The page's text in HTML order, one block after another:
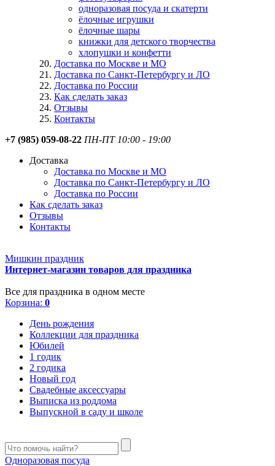
одноразовая посуда и скатерти
ёлочные игрушки
ёлочные шары
книжки для детского творчества
хлопушки и конфетти
Доставка по Москве и МО
Доставка по Санкт-Петербургу и ЛО
Доставка по России
Как сделать заказ
Отзывы
Контакты
+7 (985) 059-08-22 ПН-ПТ 10:00 - 19:00
Доставка
Доставка по Москве и МО
Доставка по Санкт-Петербургу и ЛО
Доставка по России
Как сделать заказ
Отзывы
Контакты
Мишкин праздник
Интернет-магазин товаров для праздника
Все для праздника в одном месте
Корзина: 0
День рождения
Коллекции для праздника
Юбилей
1 годик
2 годика
Новый год
Свадебные аксессуары
Выписка из роддома
Выпускной в саду и школе
Одноразовая посуда